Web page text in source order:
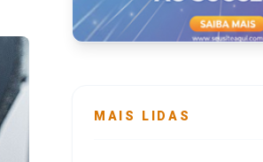
MAIS LIDAS